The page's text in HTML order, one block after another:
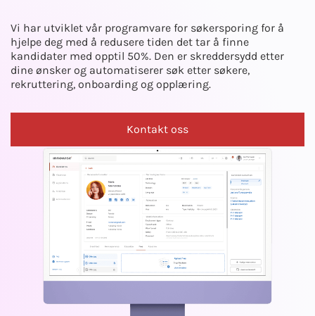
Vi har utviklet vår programvare for søkersporing for å
hjelpe deg med å redusere tiden det tar å finne
kandidater med opptil 50%. Den er skreddersydd etter
dine ønsker og automatiserer søk etter søkere,
rekruttering, onboarding og opplæring.
Kontakt oss